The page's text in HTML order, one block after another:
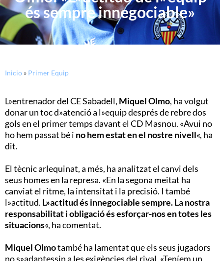
és sempre innegociable»
Inicio » Primer Equip
L»entrenador del CE Sabadell, Miquel Olmo, ha volgut
donar un toc d»atenció a l»equip després de rebre dos
gols en el primer temps davant el CD Masnou. «Avui no
ho hem passat bé i no hem estat en el nostre nivell«, ha
dit.
El tècnic arlequinat, a més, ha analitzat el canvi dels
seus homes en la represa. «En la segona meitat ha
canviat el ritme, la intensitat i la precisió. I també
l»actitud. L»actitud és innegociable sempre. La nostra
responsabilitat i obligació és esforçar-nos en totes les
situacions«, ha comentat.
Miquel Olmotambé ha lamentat que els seus jugadors
no s»adaptessin a les exigències del rival. «Teníem un